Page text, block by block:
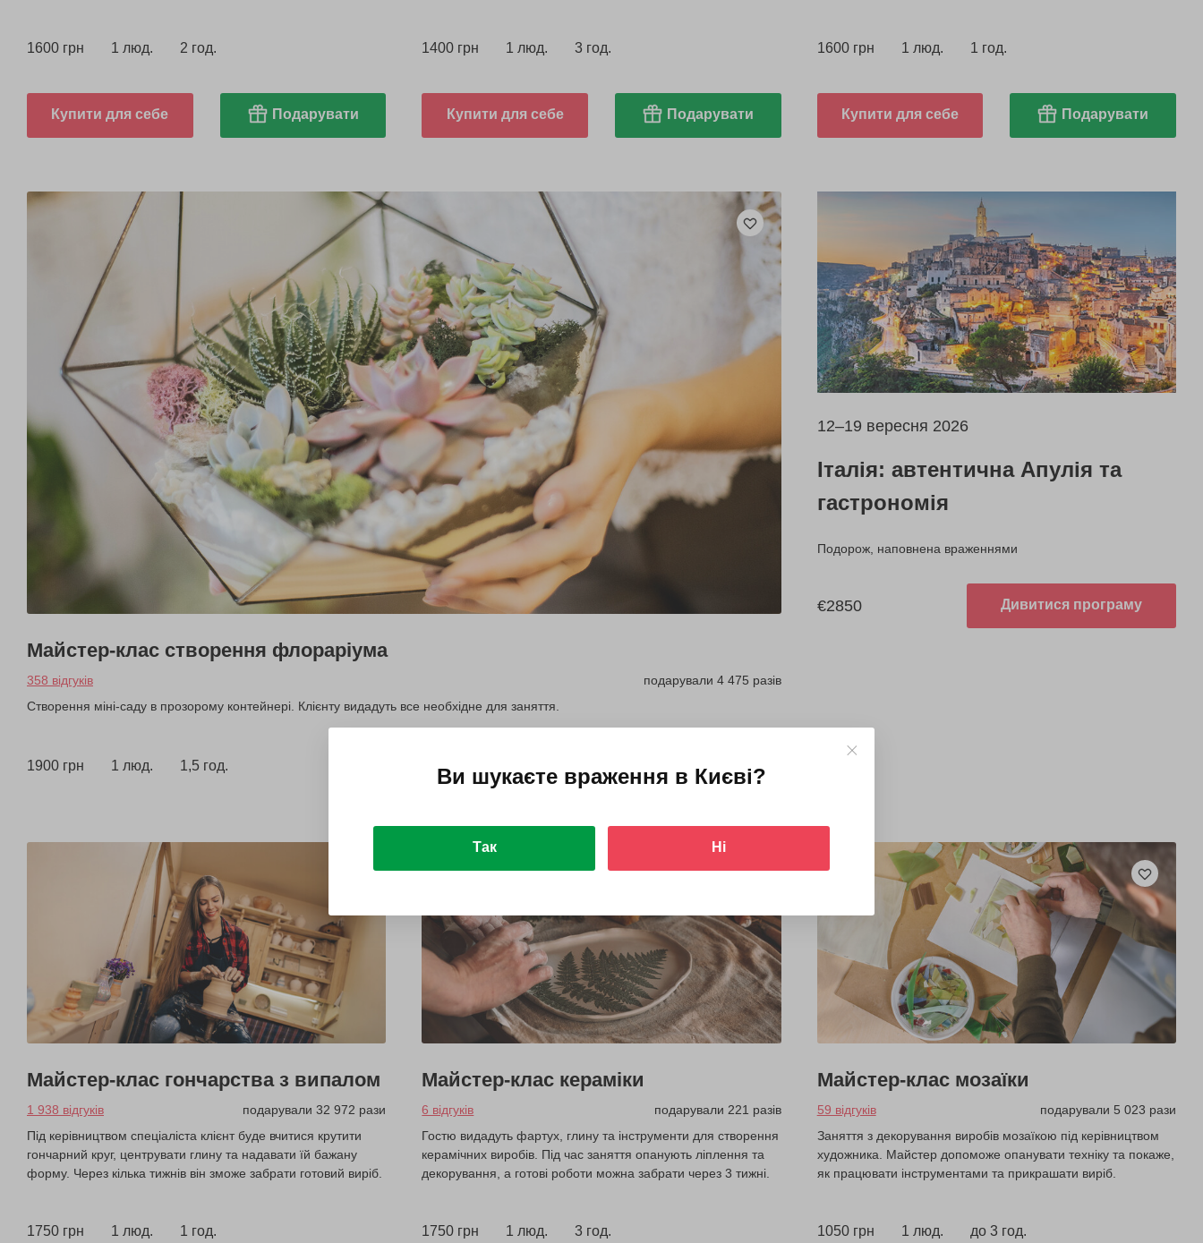
1600 грн 1 люд. 2 год.
Купити для себе Подарувати
1400 грн 1 люд. 3 год.
Купити для себе Подарувати
1600 грн 1 люд. 1 год.
Купити для себе Подарувати
Майстер-клас створення флораріума
358 відгуків
подарували 4 475 разів
Створення міні-саду в прозорому контейнері. Клієнту видадуть все необхідне для заняття.
1900 грн 1 люд. 1,5 год.
12–19 вересня 2026
Італія: автентична Апулія та
гастрономія
Подорож, наповнена враженнями
€2850 Дивитися програму
Майстер-клас гончарства з випалом
1 938 відгуків
подарували 32 972 рази
Під керівництвом спеціаліста клієнт буде вчитися крутити
гончарний круг, центрувати глину та надавати їй бажану
форму. Через кілька тижнів він зможе забрати готовий виріб.
1750 грн 1 люд. 1 год.
Майстер-клас кераміки
6 відгуків
подарували 221 разів
Гостю видадуть фартух, глину та інструменти для створення
керамічних виробів. Під час заняття опанують ліплення та
декорування, а готові роботи можна забрати через 3 тижні.
1750 грн 1 люд. 3 год.
Майстер-клас мозаїки
59 відгуків
подарували 5 023 рази
Заняття з декорування виробів мозаїкою під керівництвом
художника. Майстер допоможе опанувати техніку та покаже,
як працювати інструментами та прикрашати виріб.
1050 грн 1 люд. до 3 год.
Ви шукаєте враження в Києві?
Так Ні